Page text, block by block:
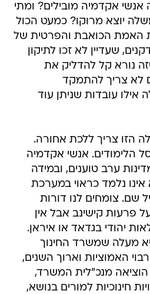
אנשי אקדמיה מובילים? ומתי
יוצא מרוקו? כמעט הכול
האמת הכואבת והפרטית של
שעדיין לא זכו לתיקון
נורא קל להדליק את
לא צריך להתמקד
עובדות שניתן עוד
הזו צריך ללכת אחורה.
הלימודים. אנשי אקדמיה
ערב טוענים, ובמידה
נלמד כראוי במערכת
שם. צומחים לנו דורות
פרעות קישינב אבל אין
יהודי בגדאד או איראן.
מעלה שמשרד החינוך
האמוציות וארוך השנים,
הוציאה מנכ"לית המשרד,
חינוכיות למורים בנושא,